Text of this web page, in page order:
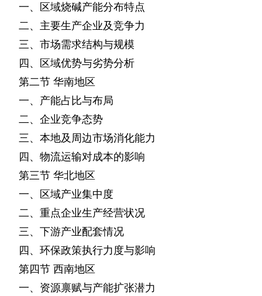
一、区域烧碱产能分布特点
二、主要生产企业及竞争力
三、市场需求结构与规模
四、区域优势与劣势分析
第二节 华南地区
一、产能占比与布局
二、企业竞争态势
三、本地及周边市场消化能力
四、物流运输对成本的影响
第三节 华北地区
一、区域产业集中度
二、重点企业生产经营状况
三、下游产业配套情况
四、环保政策执行力度与影响
第四节 西南地区
一、资源禀赋与产能扩张潜力